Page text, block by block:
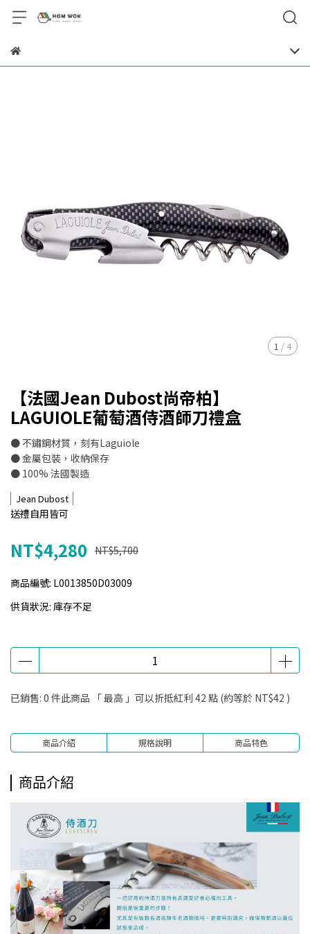
1 / 4
【法國Jean Dubost尚帝柏】
LAGUIOLE葡萄酒侍酒師刀禮盒
● 不鏽鋼材質，刻有Laguiole
● 金屬包裝，收納保存
● 100% 法國製造
Jean Dubost
送禮自用皆可
NT$4,280 NT$5,700
商品編號: L0013850D03009
供貨狀況: 庫存不足
已銷售: 0 件此商品 「 最高 」可以折抵紅利 42 點 (約等於 NT$42 )
商品介紹 規格說明 商品特色
商品介紹